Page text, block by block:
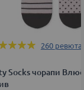
260 ревюта
Socks чорапи